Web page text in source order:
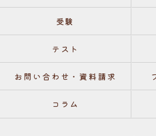
受験
テスト
お問い合わせ・資料請求
コラム